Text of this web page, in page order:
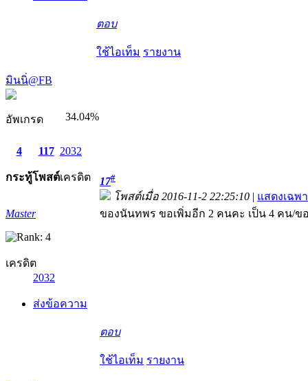
ตอบ
ใช้ไอเท็ม รายงาน
มินนิ่@FB
อัพเกรด 34.04%
4
กระทู้
117
โพสต์
2032
เครดิต
Master
เครดิต
2032
ส่งข้อความ
17#
โพสต์เมื่อ 2016-11-2 22:25:10 | แสดงเฉพ
ของนันทพร ขอเพิ่มอีก 2 คนคะ เป็น 4 คน/
ตอบ
ใช้ไอเท็ม รายงาน